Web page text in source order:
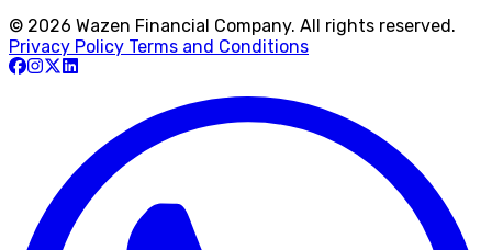
© 2026 Wazen Financial Company. All rights reserved.
Privacy Policy Terms and Conditions